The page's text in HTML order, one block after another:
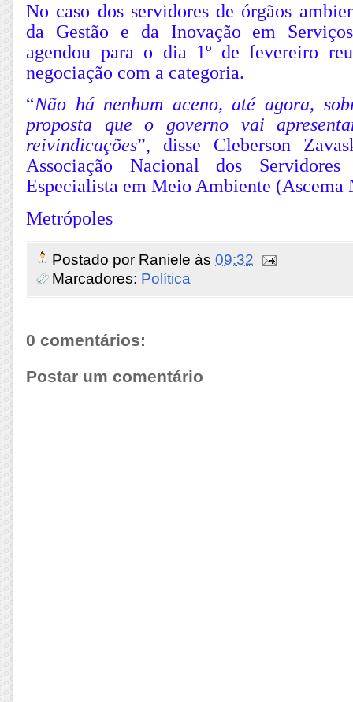
No caso dos servidores de órgãos
da Gestão e da Inovação em
agendou para o dia 1º de fevereiro
negociação com a categoria.
“Não há nenhum aceno, até agora,
proposta que o governo vai
reivindicações”, disse Cleberson
Associação Nacional dos
Especialista em Meio Ambiente (Ascema
Metrópoles
Postado por Raniele às 09:32
Marcadores: Política
0 comentários:
Postar um comentário